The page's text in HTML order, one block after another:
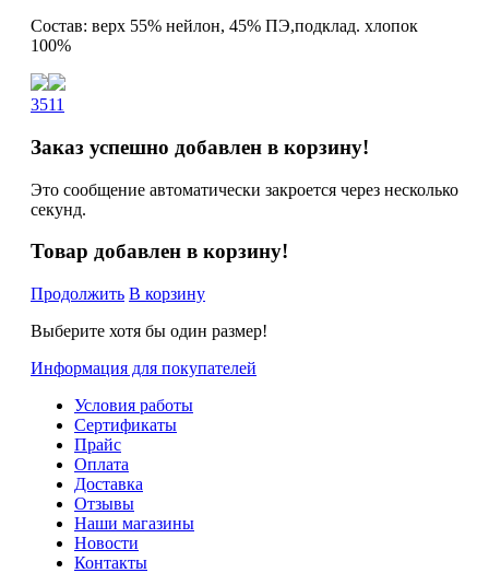
Состав: верх 55% нейлон, 45% ПЭ,подклад. хлопок
100%
3511
Заказ успешно добавлен в корзину!
Это сообщение автоматически закроется через несколько
секунд.
Товар добавлен в корзину!
Продолжить В корзину
Выберите хотя бы один размер!
Информация для покупателей
Условия работы
Сертификаты
Прайс
Оплата
Доставка
Отзывы
Наши магазины
Новости
Контакты